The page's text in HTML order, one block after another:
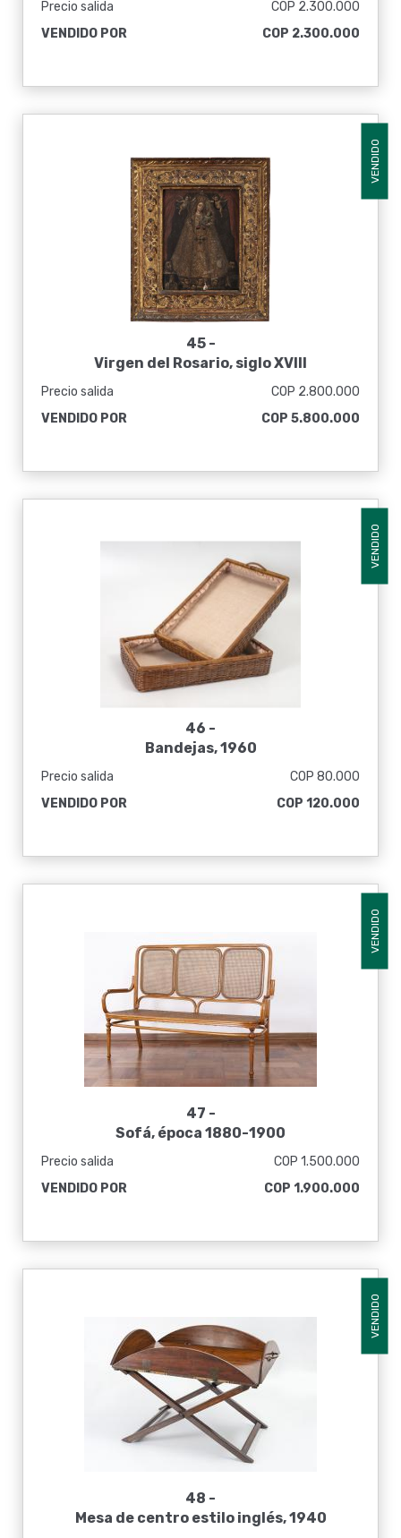
Precio salida
COP 2.300.000
VENDIDO POR
COP 2.300.000
VENDIDO
45 -
Virgen del Rosario, siglo XVIII
Precio salida
COP 2.800.000
VENDIDO POR
COP 5.800.000
VENDIDO
46 -
Bandejas, 1960
Precio salida
COP 80.000
VENDIDO POR
COP 120.000
VENDIDO
47 -
Sofá, época 1880-1900
Precio salida
COP 1.500.000
VENDIDO POR
COP 1.900.000
VENDIDO
48 -
Mesa de centro estilo inglés, 1940